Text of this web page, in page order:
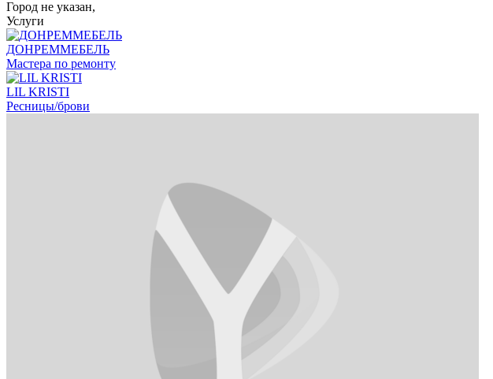
Город не указан,
Услуги
ДОНРЕММЕБЕЛЬ
Мастера по ремонту
LIL KRISTI
Ресницы/брови